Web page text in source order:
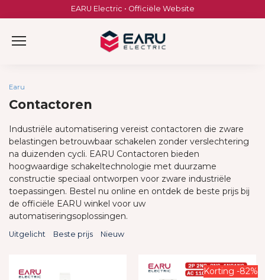
to
EARU Electric • Officiële Website
Earu
Contactoren
Industriële automatisering vereist contactoren die zware
belastingen betrouwbaar schakelen zonder verslechtering
na duizenden cycli. EARU Contactoren bieden
hoogwaardige schakeltechnologie met duurzame
constructie speciaal ontworpen voor zware industriële
toepassingen. Bestel nu online en ontdek de beste prijs bij
de officiële EARU winkel voor uw
automatiseringsoplossingen.
Uitgelicht Beste prijs Nieuw
Korting -82%